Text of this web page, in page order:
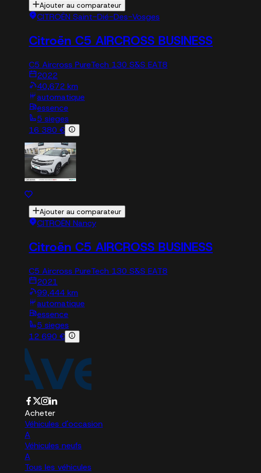
Ajouter au comparateur
CITROËN Saint-Dié-Des-Vosges
Citroën C5 AIRCROSS BUSINESS
C5 Aircross PureTech 130 S&S EAT8
2022
40,672 km
automatique
essence
5 sieges
16 380 €
Ajouter au comparateur
CITROËN Nancy
Citroën C5 AIRCROSS BUSINESS
C5 Aircross PureTech 130 S&S EAT8
2021
99,444 km
automatique
essence
5 sieges
12 690 €
Acheter
Véhicules d'occasion
A
Véhicules neufs
A
Tous les véhicules